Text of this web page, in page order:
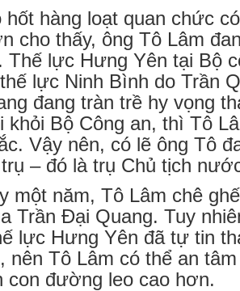
hốt hàng loạt quan chức
cho thấy, ông Tô Lâm
Thế lực Hưng Yên tại Bộ
lực Ninh Bình do Trần
đang tràn trề hy vọng
khỏi Bộ Công an, thì Tô
Vậy nên, có lẽ ông Tô
– đó là trụ Chủ tịch
một năm, Tô Lâm chê
Trần Đại Quang. Tuy
lực Hưng Yên đã tự tin
nên Tô Lâm có thể an
con đường leo cao hơn.